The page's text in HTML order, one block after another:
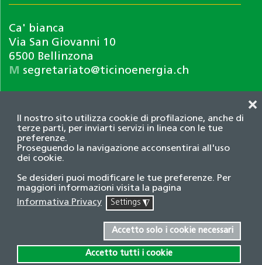
Il nostro sito utilizza cookie di profilazione, anche di
terze parti, per inviarti servizi in linea con le tue
preferenze.
Proseguendo la navigazione acconsentirai all'uso
dei cookie.
Se desideri puoi modificare le tue preferenze. Per
maggiori informazioni visita la pagina
Informativa Privacy
Settings ◮
Accetto solo i cookie necessari
Accetto tutti i cookie
❌
Ca' bianca
Via San Giovanni 10
6500 Bellinzona
M segretariato@ticinoenergia.ch
Informativa privacy
© 2026 Associazione TicinoEnergia. Tutti i diritti
riservati.